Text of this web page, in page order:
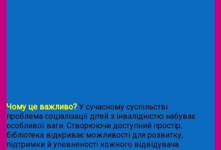
Чому це важливо? У сучасному суспільстві
проблема соціалізації дітей з інвалідністю набуває
особливої ваги. Створюючи доступний простір,
бібліотека відкриває можливості для розвитку,
підтримки й упевненості кожного відвідувача.